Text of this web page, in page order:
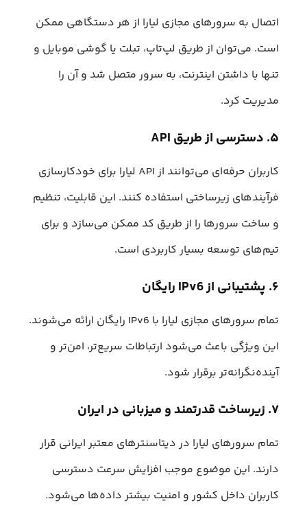
اتصال به سرورهای مجازی لیارا از هر دستگاهی ممکن
است. می‌توان از طریق لپ‌تاپ، تبلت یا گوشی موبایل و
تنها با داشتن اینترنت، به سرور متصل شد و آن را
مدیریت کرد.
۵. دسترسی از طریق API
کاربران حرفه‌ای می‌توانند از API لیارا برای خودکارسازی
فرآیندهای زیرساختی استفاده کنند. این قابلیت، تنظیم
و ساخت سرورها را از طریق کد ممکن می‌سازد و برای
تیم‌های توسعه بسیار کاربردی است.
۶. پشتیبانی از IPv6 رایگان
تمام سرورهای مجازی لیارا با IPv6 رایگان ارائه می‌شوند.
این ویژگی باعث می‌شود ارتباطات سریع‌تر، امن‌تر و
آینده‌نگرانه‌تر برقرار شود.
۷. زیرساخت قدرتمند و میزبانی در ایران
تمام سرورهای لیارا در دیتاسنترهای معتبر ایرانی قرار
دارند. این موضوع موجب افزایش سرعت دسترسی
کاربران داخل کشور و امنیت بیشتر داده‌ها می‌شود.